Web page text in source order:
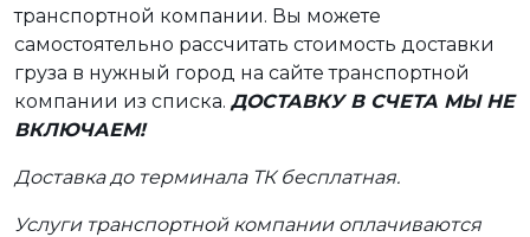
транспортной компании. Вы можете
самостоятельно рассчитать стоимость доставки
груза в нужный город на сайте транспортной
компании из списка. ДОСТАВКУ В СЧЕТА МЫ НЕ
ВКЛЮЧАЕМ!
Доставка до терминала ТК бесплатная.
Услуги транспортной компании оплачиваются